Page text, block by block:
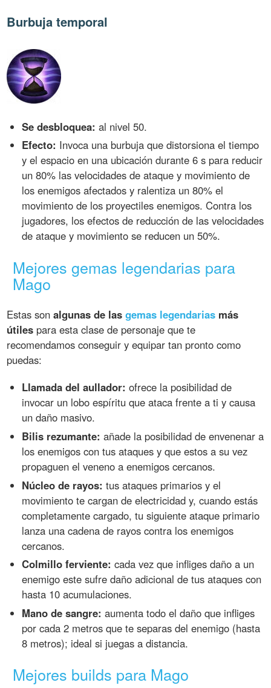
Burbuja temporal
Se desbloquea: al nivel 50.
Efecto: Invoca una burbuja que distorsiona el tiempo
y el espacio en una ubicación durante 6 s para reducir
un 80% las velocidades de ataque y movimiento de
los enemigos afectados y ralentiza un 80% el
movimiento de los proyectiles enemigos. Contra los
jugadores, los efectos de reducción de las velocidades
de ataque y movimiento se reducen un 50%.
Mejores gemas legendarias para
Mago
Estas sonalgunas de lasgemas legendarias más
útiles para esta clase de personaje que te
recomendamos conseguir y equipar tan pronto como
puedas:
Llamada del aullador: ofrece la posibilidad de
invocar un lobo espíritu que ataca frente a ti y causa
un daño masivo.
Bilis rezumante: añade la posibilidad de envenenar a
los enemigos con tus ataques y que estos a su vez
propaguen el veneno a enemigos cercanos.
Núcleo de rayos: tus ataques primarios y el
movimiento te cargan de electricidad y, cuando estás
completamente cargado, tu siguiente ataque primario
lanza una cadena de rayos contra los enemigos
cercanos.
Colmillo ferviente: cada vez que infliges daño a un
enemigo este sufre daño adicional de tus ataques con
hasta 10 acumulaciones.
Mano de sangre: aumenta todo el daño que infliges
por cada 2 metros que te separas del enemigo (hasta
8 metros); ideal si juegas a distancia.
Mejores builds para Mago